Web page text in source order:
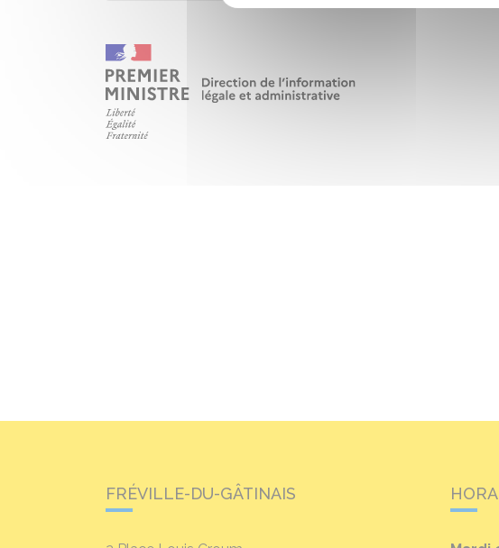
FRÉVILLE-DU-GÂTINAIS